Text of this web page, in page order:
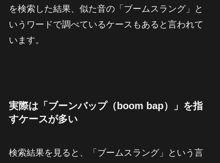
を検索した結果、似た音の「ブームスラング」と
いうワードで調べているケースもあると言われて
います。
実際は「ブーンバップ（boom bap）」を指
すケースが多い
検索結果を見ると、「ブームスラング」という言